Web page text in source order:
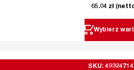
65.04 zł
Wybierz
SKU: